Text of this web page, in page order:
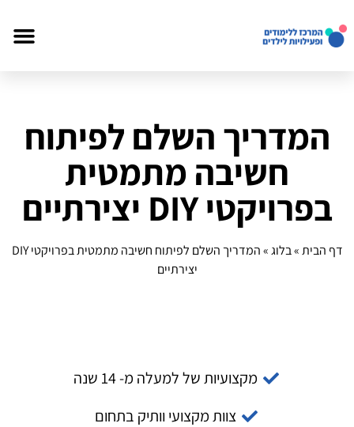
המדריך השלם לפיתוח
חשיבה מתמטית
בפרויקטי DIY יצירתיים
דף הבית»בלוג»
המדריך השלם לפיתוח חשיבה מתמטית בפרויקטי DIY
יצירתיים
מקצועיות של למעלה מ- 14 שנה
צוות מקצועי וותיק בתחום